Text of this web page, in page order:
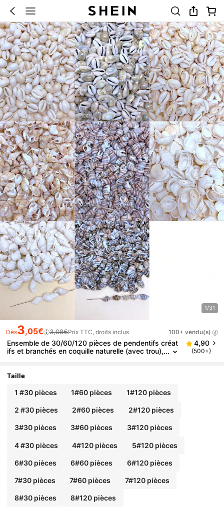
1/31
Dès3,05€ 3,08€Prix TTC, droits inclus 100+ vendu(s)
Ensemble de 30/60/120 pièces de pendentifs créat
ifs et branchés en coquille naturelle (avec trou),
ets, colliers, bijoux perlés et accessoires de style d
4,90
(500+)
Taille
1 #30 pièces 1#60 pièces 1#120 pièces
2 #30 pièces 2#60 pièces 2#120 pièces
3#30 pièces 3#60 pièces 3#120 pièces
4 #30 pièces 4#120 pièces 5#120 pièces
6#30 pièces 6#60 pièces 6#120 pièces
7#30 pièces 7#60 pièces 7#120 pièces
8#30 pièces 8#120 pièces